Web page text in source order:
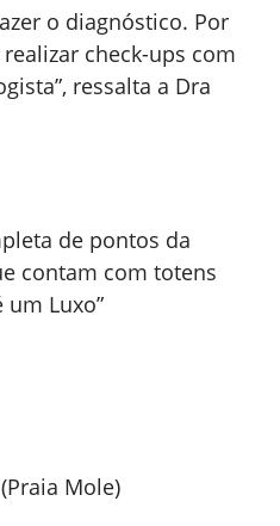
o diagnóstico. Por
check-ups com
ressalta a Dra
de pontos da
contam com totens
um Luxo”
Mole)